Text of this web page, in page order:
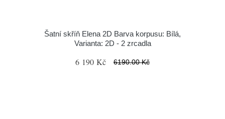
Šatní skříň Elena 2D Barva korpusu: Bílá,
Varianta: 2D - 2 zrcadla
6 190 Kč 6190.00 Kč